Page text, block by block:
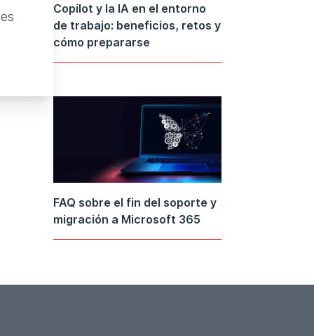
Copilot y la IA en el entorno
de trabajo: beneficios, retos y
cómo prepararse
FAQ sobre el fin del soporte y
migración a Microsoft 365